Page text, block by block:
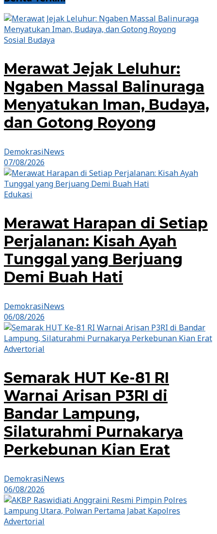
Sosial Budaya
Merawat Jejak Leluhur:
Ngaben Massal Balinuraga
Menyatukan Iman, Budaya,
dan Gotong Royong
DemokrasiNews
07/08/2026
Edukasi
Merawat Harapan di Setiap
Perjalanan: Kisah Ayah
Tunggal yang Berjuang
Demi Buah Hati
DemokrasiNews
06/08/2026
Advertorial
Semarak HUT Ke-81 RI
Warnai Arisan P3RI di
Bandar Lampung,
Silaturahmi Purnakarya
Perkebunan Kian Erat
DemokrasiNews
06/08/2026
Advertorial